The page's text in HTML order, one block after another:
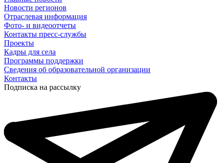
Новости регионов
Отраслевая информация
Фото- и видеоотчеты
Контакты пресс-службы
Проекты
Кадры для села
Программы поддержки
Сведения об образовательной организации
Контакты
Подписка на рассылку